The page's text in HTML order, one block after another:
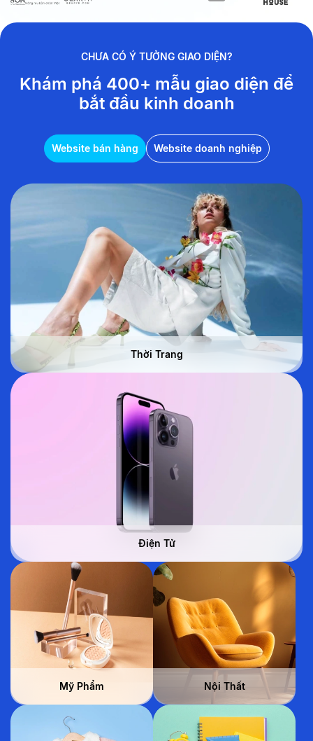
CHƯA CÓ Ý TƯỞNG GIAO DIỆN?
Khám phá 400+ mẫu giao diện để
bắt đầu kinh doanh
Website bán hàng Website doanh nghiệp
Thời Trang
Mỹ Phẩm
Điện Tử
Nội Thất